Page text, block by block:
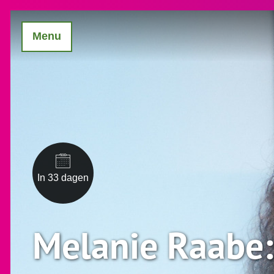
Menu
In 33 dagen
Melanie